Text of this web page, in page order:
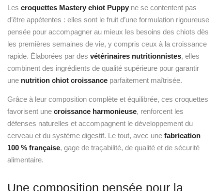
combinent des ingrédients de qualité supérieure pour garantir
unenutrition chiot croissanceparfaitement maîtrisée.
Grâce à leur composition complète et équilibrée, ces croquettes
favorisent une
croissance harmonieuse
défenses naturelles et accompagnent le développement du
cerveau et du système digestif. Le tout, avec une
fabrication
, gage de traçabilité, de qualité et de sécurité
alimentaire.
Une composition pensée pour la
croissance
Au cœur de la formule, on retrouve des protéines de volaille
adapté à la vitalité des chiots tout en soutenant leur